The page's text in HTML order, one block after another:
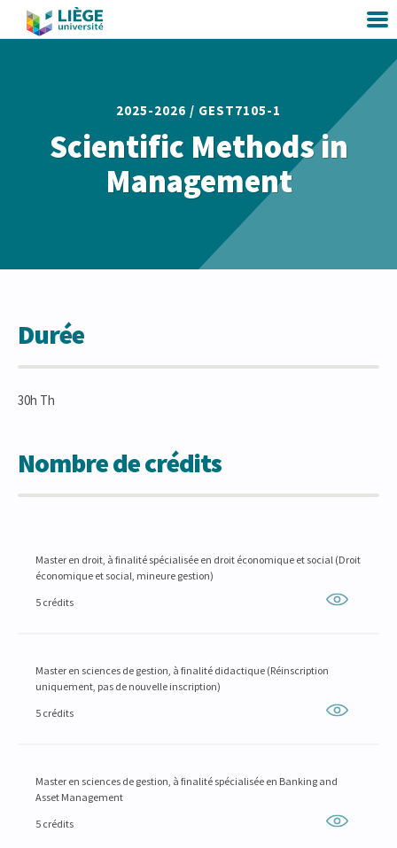
2025-2026 / GEST7105-1
Scientific Methods in
Management
Durée
30h Th
Nombre de crédits
Master en droit, à finalité spécialisée en droit économique et social (Droit
économique et social, mineure gestion)
5 crédits
Master en sciences de gestion, à finalité didactique (Réinscription
uniquement, pas de nouvelle inscription)
5 crédits
Master en sciences de gestion, à finalité spécialisée en Banking and
Asset Management
5 crédits